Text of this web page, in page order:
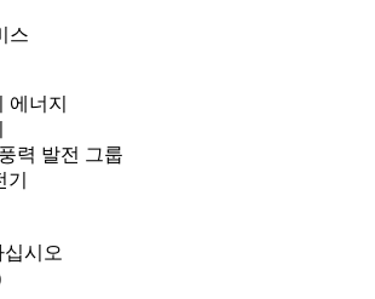
스
에너지
력 발전 그룹
시오